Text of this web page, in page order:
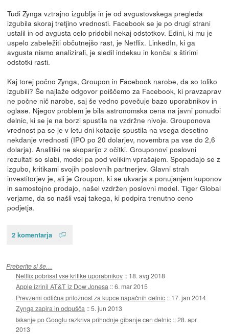
Tudi Zynga vztrajno izgublja in je od avgustovskega pregleda
izgubila skoraj tretjino vrednosti. Facebook se je po drugi strani
ustalil in od avgusta celo pridobil nekaj odstotkov. Edini, ki mu je
uspelo zabeležiti občutnejšo rast, je Netflix. LinkedIn, ki ga
avgusta nismo analizirali, je sledil indeksu in končal s štirimi
odstotki rasti.
Kaj torej počno Zynga, Groupon in Facebook narobe, da so toliko
izgubili? Še najlaže odgovor poiščemo za Facebook, ki pravzaprav
ne počne nič narobe, saj še vedno povečuje bazo uporabnikov in
oglase. Njegov problem je bila astronomska cena na javni ponudbi
delnic, ki se je na borzi spustila na vzdržne nivoje. Grouponova
vrednost pa se je v letu dni kotacije spustila na vsega desetino
nekdanje vrednosti (IPO po 20 dolarjev, novembra pa vse do 2,6
dolarja). Analitiki ne skoparijo z očitki. Grouponovi poslovni
rezultati so slabi, model pa pod velikim vprašajem. Spopadajo se z
izgubo, kritikami svojih poslovnih partnerjev. Glavni strah
investitorjev je, ali je Groupon, ki se ukvarja s ponujanjem kuponov
in samostojno prodajo, našel vzdržen poslovni model. Tiger Global
verjame, da so našli vsaj takega, ki podpira trenutno ceno
podjetja.
2 komentarja
Preberite si še…
Netflix pobrisal vse kritike uporabnikov :: 18. avg 2018
Apple izrinil AT&T iz Dow Jonesa ::6. mar 2015
Prevzemi odlična priložnost za kupce napačnih delnic :: 17. jan 2014
Zynga zapira in odpušča ::5. jun 2013
Iskanje po Googlu razkriva prihodnje gibanje cen delnic ::28. apr
2013